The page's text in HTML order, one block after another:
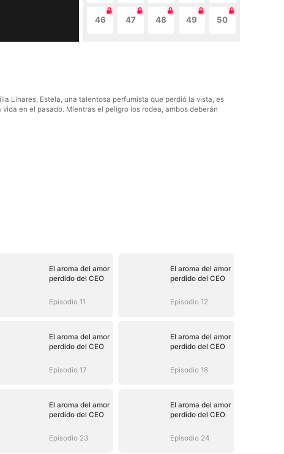
46 47 48 49 50
Linares, Estela, una talentosa perfumista que perdió la vista, es
en el pasado. Mientras el peligro los rodea, ambos deberán
El aroma del amor
perdido del CEO
Episodio 11
El aroma del amor
perdido del CEO
Episodio 12
El aroma del amor
perdido del CEO
Episodio 17
El aroma del amor
perdido del CEO
Episodio 18
El aroma del amor
perdido del CEO
Episodio 23
El aroma del amor
perdido del CEO
Episodio 24